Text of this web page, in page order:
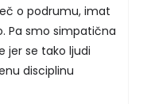
o podrumu, imat
Pa smo simpatična
jer se tako ljudi
disciplinu